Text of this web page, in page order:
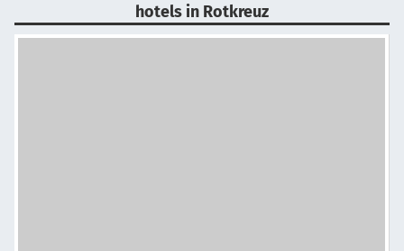
hotels in Rotkreuz